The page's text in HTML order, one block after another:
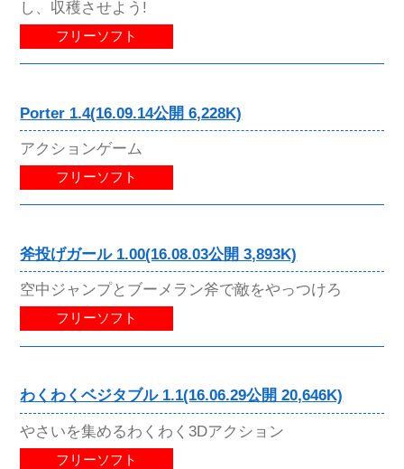
し、収穫させよう!
フリーソフト
Porter 1.4(16.09.14公開 6,228K)
アクションゲーム
フリーソフト
斧投げガール 1.00(16.08.03公開 3,893K)
空中ジャンプとブーメラン斧で敵をやっつけろ
フリーソフト
わくわくベジタブル 1.1(16.06.29公開 20,646K)
やさいを集めるわくわく3Dアクション
フリーソフト